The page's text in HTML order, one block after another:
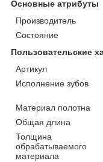
Основные атрибуты
Производитель
Состояние
Пользовательские
Артикул
Исполнение зубов
Материал полотна
Общая длина
Толщина
обрабатываемого
материала